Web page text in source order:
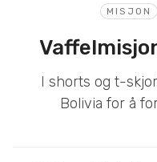
MISJON
I shorts og t-
Bolivia for å